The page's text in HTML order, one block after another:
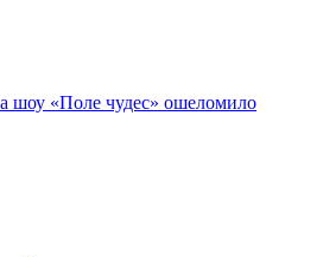
шоу «Поле чудес» ошеломило